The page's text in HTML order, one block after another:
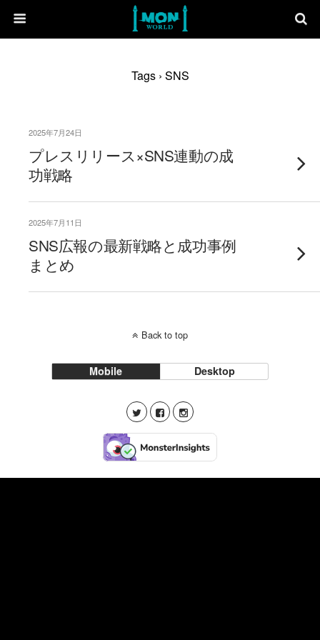
Tags › SNS
2025年7月24日
プレスリリース×SNS連動の成
功戦略
2025年7月11日
SNS広報の最新戦略と成功事例
まとめ
Back to top
Mobile Desktop